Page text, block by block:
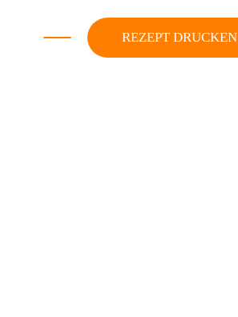
REZEPT DRUCKEN